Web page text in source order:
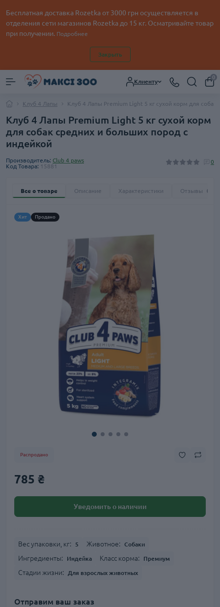
Бесплатная доставка Rozetka от 3000 грн осуществляется в
отделения сети магазинов Rozetka до 15 кг. Осматривайте товар
при получении. Подробнее
Закрыть
Клиенту
0
Клуб 4 Лапы Клуб 4 Лапы Premium Light 5 кг сухой корм для
Клуб 4 Лапы Premium Light 5 кг сухой корм
для собак средних и больших пород с
индейкой
Производитель: Club 4 paws
Код Товара: 15881
0
Все о товаре Описание Характеристики Отзывы
Хит Продано
Распродано
785 ₴
Уведомить о наличии
Вес упаковки, кг: 5 Животное: Собаки
Ингредиенты: Индейка Класс корма: Премиум
Стадии жизни: Для взрослых животных
Отправим ваш заказ